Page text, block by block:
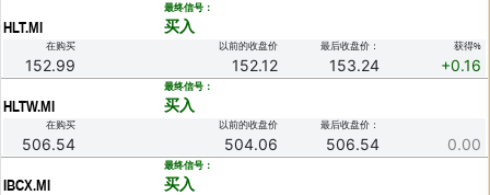
HLT.MI
最终信号：
买入
在购买
152.99
以前的收盘价
152.12
最后收盘价：
153.24
获得%
+0.16
HLTW.MI
最终信号：
买入
在购买
506.54
以前的收盘价
504.06
最后收盘价：
506.54 0.00
IBCX.MI
最终信号：
买入